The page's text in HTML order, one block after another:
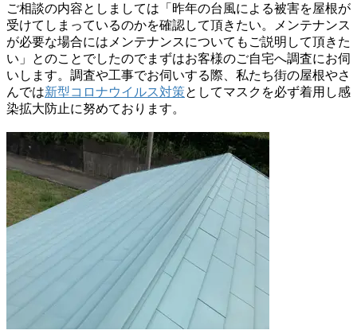
ご相談の内容としましては「昨年の台風による被害を屋根が
受けてしまっているのかを確認して頂きたい。メンテナンス
が必要な場合にはメンテナンスについてもご説明して頂きた
い」とのことでしたのでまずはお客様のご自宅へ調査にお伺
いします。調査や工事でお伺いする際、私たち街の屋根やさ
んでは新型コロナウイルス対策としてマスクを必ず着用し感
染拡大防止に努めております。